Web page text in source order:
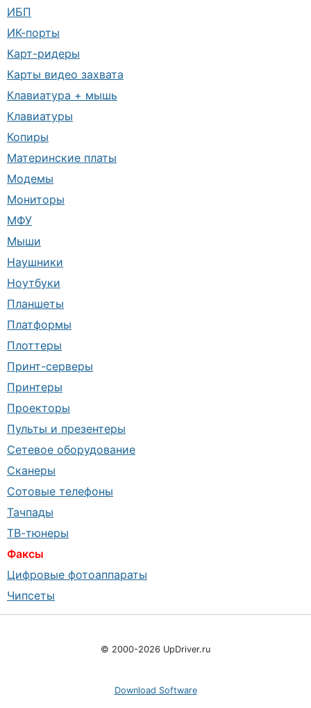
ИБП
ИК-порты
Карт-ридеры
Карты видео захвата
Клавиатура + мышь
Клавиатуры
Копиры
Материнские платы
Модемы
Мониторы
МФУ
Мыши
Наушники
Ноутбуки
Планшеты
Платформы
Плоттеры
Принт-серверы
Принтеры
Проекторы
Пульты и презентеры
Сетевое оборудование
Сканеры
Сотовые телефоны
Тачпады
ТВ-тюнеры
Факсы
Цифровые фотоаппараты
Чипсеты
© 2000-2026 UpDriver.ru
Download Software